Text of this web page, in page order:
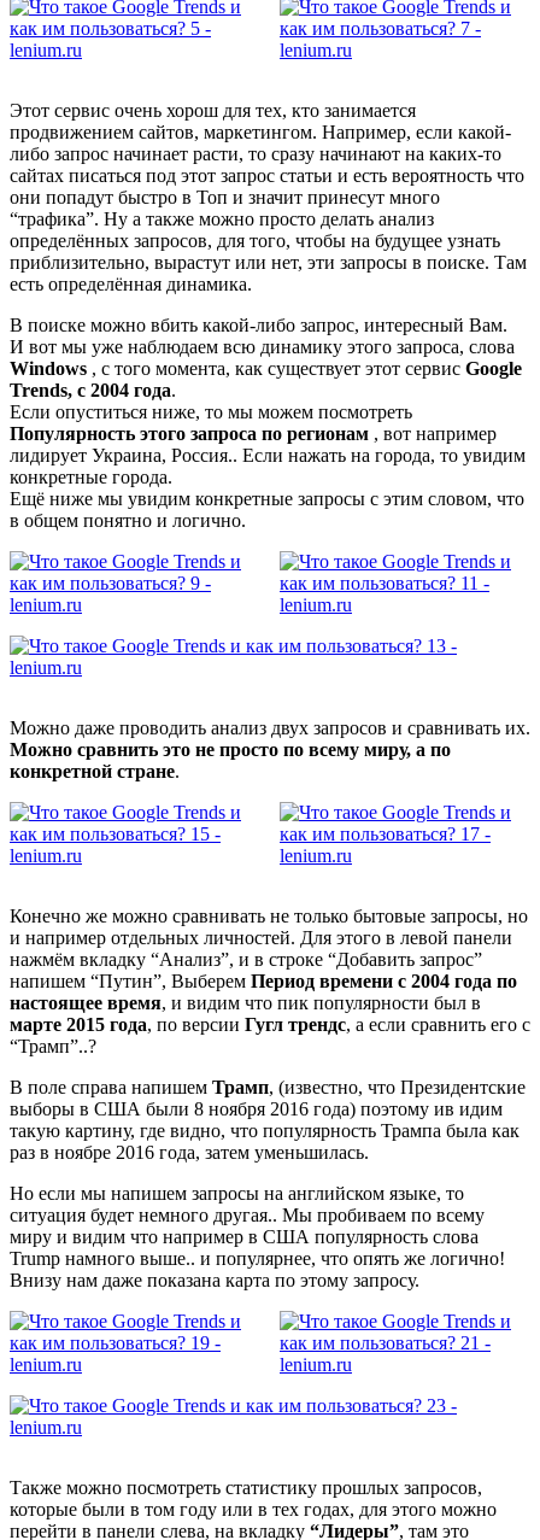
Этот сервис очень хорош для тех, кто занимается
продвижением сайтов, маркетингом. Например, если какой-
либо запрос начинает расти, то сразу начинают на каких-то
сайтах писаться под этот запрос статьи и есть вероятность что
они попадут быстро в Топ и значит принесут много
“трафика”. Ну а также можно просто делать анализ
определённых запросов, для того, чтобы на будущее узнать
приблизительно, вырастут или нет, эти запросы в поиске. Там
есть определённая динамика.
В поиске можно вбить какой-либо запрос, интересный Вам.
И вот мы уже наблюдаем всю динамику этого запроса, слова
Windows , с того момента, как существует этот сервис Google
Trends, с 2004 года.
Если опуститься ниже, то мы можем посмотреть
Популярность этого запроса по регионам , вот например
лидирует Украина, Россия.. Если нажать на города, то увидим
конкретные города.
Ещё ниже мы увидим конкретные запросы с этим словом, что
в общем понятно и логично.
Можно даже проводить анализ двух запросов и сравнивать их.
Можно сравнить это не просто по всему миру, а по
конкретной стране.
Конечно же можно сравнивать не только бытовые запросы, но
и например отдельных личностей. Для этого в левой панели
нажмём вкладку “Анализ”, и в строке “Добавить запрос”
напишем “Путин”, Выберем Период времени с 2004 года по
настоящее время, и видим что пик популярности был в
марте 2015 года, по версии Гугл трендс, а если сравнить его с
“Трамп”..?
В поле справа напишем Трамп, (известно, что Президентские
выборы в США были 8 ноября 2016 года) поэтому ив идим
такую картину, где видно, что популярность Трампа была как
раз в ноябре 2016 года, затем уменьшилась.
Но если мы напишем запросы на английском языке, то
ситуация будет немного другая.. Мы пробиваем по всему
миру и видим что например в США популярность слова
Trump намного выше.. и популярнее, что опять же логично!
Внизу нам даже показана карта по этому запросу.
Также можно посмотреть статистику прошлых запросов,
которые были в том году или в тех годах, для этого можно
перейти в панели слева, на вкладку “Лидеры”, там это